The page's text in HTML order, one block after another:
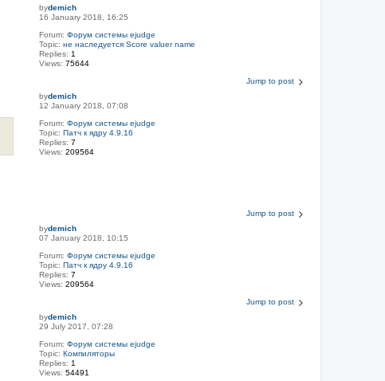
bydemich
16 January 2018, 16:25
Forum:Форум системы ejudge
Topic:не наследуется Score valuer name
Replies: 1
Views:75644
Jump to post
bydemich
12 January 2018, 07:08
Forum:Форум системы ejudge
Topic:Патч к ядру 4.9.16
Replies:7
Views:209564
Jump to post
bydemich
07 January 2018, 10:15
Forum:Форум системы ejudge
Topic: Патч к ядру 4.9.16
Replies:7
Views:209564
Jump to post
bydemich
29 July 2017, 07:28
Forum:Форум системы ejudge
Topic: Компиляторы
Replies:1
Views:54491